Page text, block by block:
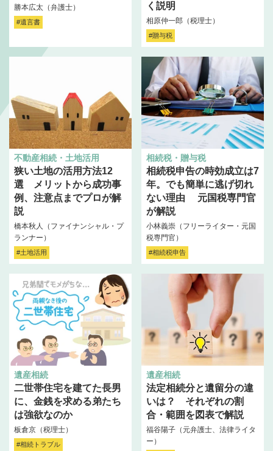
勝本広太（弁護士）
#遺言書
く説明
相原仲一郎（税理士）
#贈与税
不動産相続・土地活用
狭い土地の活用方法12
選 メリットから成功事
例、注意点までプロが解
説
橋本秋人（ファイナンシャル・プ
ランナー）
#土地活用
相続税・贈与税
相続税申告の時効成立は7
年。でも簡単に逃げ切れ
ない理由 元国税専門官
が解説
小林義崇（フリーライター・元国
税専門官）
#相続税申告
遺産相続
二世帯住宅を建てた長男
に、金銭を求める弟たち
は強欲なのか
板倉京（税理士）
#相続トラブル
遺産相続
法定相続分と遺留分の違
いは？ それぞれの割
合・範囲を図表で解説
福谷陽子（元弁護士、法律ライタ
ー）